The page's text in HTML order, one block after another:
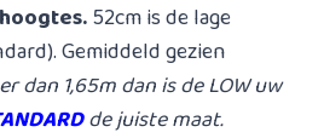
52cm is de lage
Gemiddeld gezien
dan 1,65m dan is de LOW uw
de juiste maat.